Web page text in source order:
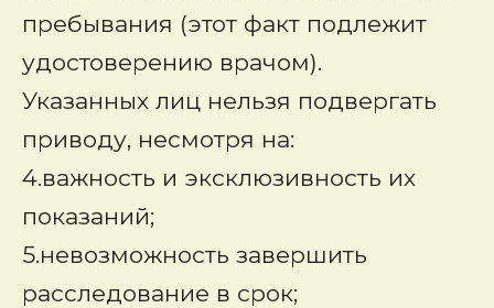
пребывания (этот факт подлежит
удостоверению врачом).
Указанных лиц нельзя подвергать
приводу, несмотря на:
4.важность и эксклюзивность их
показаний;
5.невозможность завершить
расследование в срок;